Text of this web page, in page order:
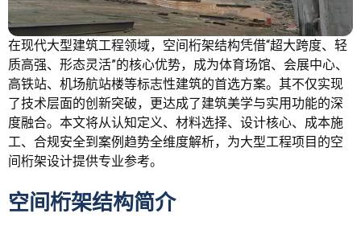
在现代大型建筑工程领域，空间桁架结构凭借“超大跨度、轻
质高强、形态灵活”的核心优势，成为体育场馆、会展中心、
高铁站、机场航站楼等标志性建筑的首选方案。其不仅实现
了技术层面的创新突破，更达成了建筑美学与实用功能的深
度融合。本文将从认知定义、材料选择、设计核心、成本施
工、合规安全到案例趋势全维度解析，为大型工程项目的空
间桁架设计提供专业参考。
空间桁架结构简介